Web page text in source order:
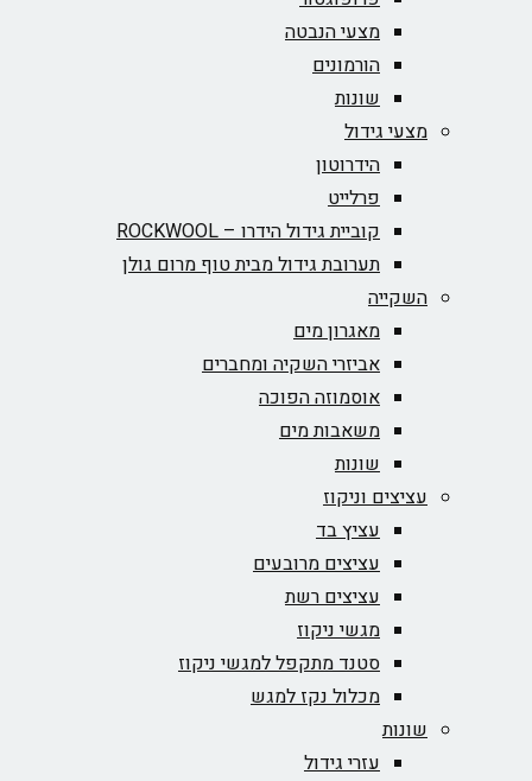
מצעי הנבטה
הורמונים
שונות
מצעי גידול
הידרוטון
פרלייט
קוביית גידול הידרו – ROCKWOOL‏
תערובת גידול מבית טוף מרום גולן
השקייה
מאגרון מים
אביזרי השקיה ומחברים
אוסמוזה הפוכה
משאבות מים
שונות
עציצים וניקוז
עציץ בד
עציצים מרובעים
עציצים רשת
מגשי ניקוז
סטנד מתקפל למגשי ניקוז
מכלול נקז למגש
שונות
עזרי גידול